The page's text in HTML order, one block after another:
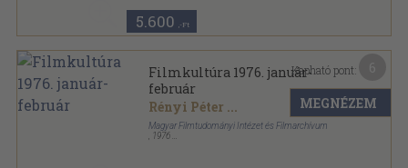
5.600 ,-Ft
Filmkultúra 1976. január-
február
Rényi Péter ...
Magyar Filmtudományi Intézet és Filmarchívum
1976
Kapható pont:
MEGNÉZEM